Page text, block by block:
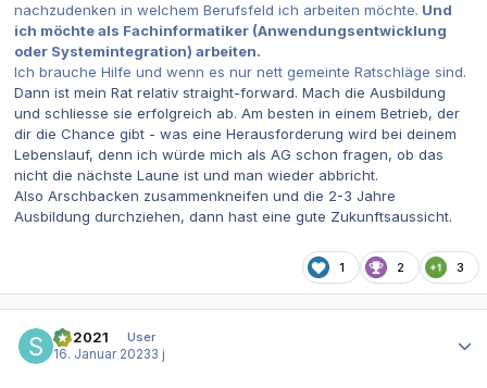
nachzudenken in welchem Berufsfeld ich arbeiten möchte. Und
ich möchte als Fachinformatiker (Anwendungsentwicklung
oder Systemintegration) arbeiten.
Ich brauche Hilfe und wenn es nur nett gemeinte Ratschläge sind.
Dann ist mein Rat relativ straight-forward. Mach die Ausbildung
und schliesse sie erfolgreich ab. Am besten in einem Betrieb, der
dir die Chance gibt - was eine Herausforderung wird bei deinem
Lebenslauf, denn ich würde mich als AG schon fragen, ob das
nicht die nächste Laune ist und man wieder abbricht.
Also Arschbacken zusammenkneifen und die 2-3 Jahre
Ausbildung durchziehen, dann hast eine gute Zukunftsaussicht.
1 2 3
SR2021
User
16. Januar 20233 j